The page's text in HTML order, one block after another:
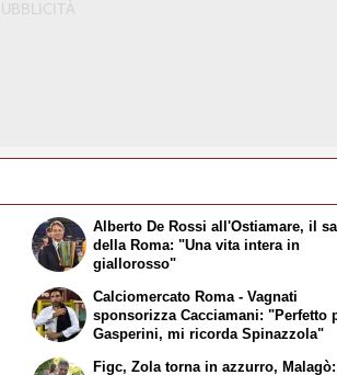
Alberto De Rossi all'Ostiamare, il
della Roma: "Una vita intera in
giallorosso"
Calciomercato Roma - Vagnati
sponsorizza Cacciamani: "Perfetto
Gasperini, mi ricorda Spinazzola"
Figc, Zola torna in azzurro, Malagò: